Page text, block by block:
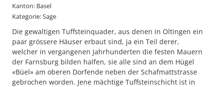
Kanton: Basel
Kategorie: Sage
Die gewaltigen Tuffsteinquader, aus denen in Oltingen ein
paar grössere Häuser erbaut sind, ja ein Teil derer,
welcher in vergangenen Jahrhunderten die festen Mauern
der Farnsburg bilden halfen, sie alle sind an dem Hügel
«Büel» am oberen Dorfende neben der Schafmattstrasse
gebrochen worden. Jene mächtige Tuffsteinschicht ist in